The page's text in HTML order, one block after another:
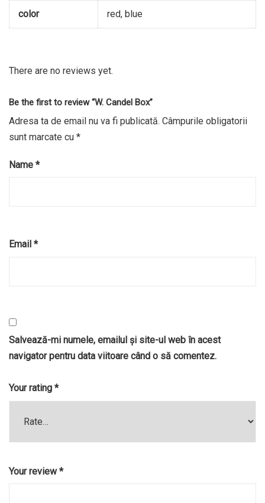
color red, blue
There are no reviews yet.
Be the first to review “W. Candel Box”
Adresa ta de email nu va fi publicată. Câmpurile obligatorii
sunt marcate cu *
Name *
Email *
Salvează-mi numele, emailul și site-ul web în acest
navigator pentru data viitoare când o să comentez.
Your rating *
Your review*